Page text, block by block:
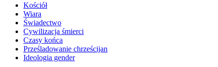
Kościół
Wiara
Świadectwo
Cywilizacja śmierci
Czasy końca
Prześladowanie chrześcijan
Ideologia gender